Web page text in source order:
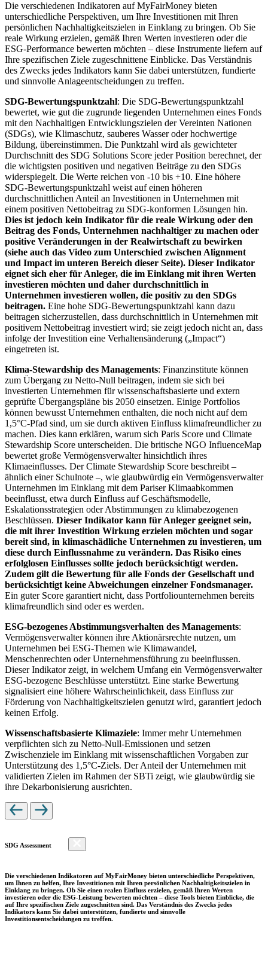
Die verschiedenen Indikatoren auf MyFairMoney bieten
unterschiedliche Perspektiven, um Ihre Investitionen mit Ihren
persönlichen Nachhaltigkeitszielen in Einklang zu bringen. Ob Sie
reale Wirkung erzielen, gemäß Ihren Werten investieren oder die
ESG-Performance bewerten möchten – diese Instrumente liefern auf
Ihre spezifischen Ziele zugeschnittene Einblicke. Das Verständnis
des Zwecks jedes Indikators kann Sie dabei unterstützen, fundierte
und sinnvolle Anlageentscheidungen zu treffen.
SDG-Bewertungspunktzahl: Die SDG-Bewertungspunktzahl
bewertet, wie gut die zugrunde liegenden Unternehmen eines Fonds
mit den Nachhaltigen Entwicklungszielen der Vereinten Nationen
(SDGs), wie Klimaschutz, sauberes Wasser oder hochwertige
Bildung, übereinstimmen. Die Punktzahl wird als gewichteter
Durchschnitt des SDG Solutions Score jeder Position berechnet, der
die wichtigsten positiven und negativen Beiträge zu den SDGs
widerspiegelt. Die Werte reichen von -10 bis +10. Eine höhere
SDG-Bewertungspunktzahl weist auf einen höheren
durchschnittlichen Anteil an Investitionen in Unternehmen mit
einem positiven Nettobeitrag zu SDG-konformen Lösungen hin.
Dies ist jedoch kein Indikator für die reale Wirkung oder den
Beitrag des Fonds, Unternehmen nachhaltiger zu machen oder
positive Veränderungen in der Realwirtschaft zu bewirken
(siehe auch das Video zum Unterschied zwischen Alignment
und Impact im unteren Bereich dieser Seite). Dieser Indikator
eignet sich eher für Anleger, die im Einklang mit ihren Werten
investieren möchten und daher durchschnittlich in
Unternehmen investieren wollen, die positiv zu den SDGs
beitragen. Eine hohe SDG-Bewertungspunktzahl kann dazu
beitragen sicherzustellen, dass durchschnittlich in Unternehmen mit
positivem Nettobeitrag investiert wird; sie zeigt jedoch nicht an, dass
infolge der Investition eine Verhaltensänderung („Impact“)
eingetreten ist.
Klima-Stewardship des Managements: Finanzinstitute können
zum Übergang zu Netto-Null beitragen, indem sie sich bei
investierten Unternehmen für wissenschaftsbasierte und extern
geprüfte Übergangspläne bis 2050 einsetzen. Einige Portfolios
können bewusst Unternehmen enthalten, die noch nicht auf dem
1,5°C-Pfad sind, um sie durch aktiven Einfluss klimafreundlicher zu
machen. Dies kann erklären, warum sich Paris Score und Climate
Stewardship Score unterscheiden. Die britische NGO InfluenceMap
bewertet große Vermögensverwalter hinsichtlich ihres
Klimaeinflusses. Der Climate Stewardship Score beschreibt –
ähnlich einer Schulnote –, wie glaubwürdig ein Vermögensverwalter
Unternehmen im Einklang mit dem Pariser Klimaabkommen
beeinflusst, etwa durch Einfluss auf Geschäftsmodelle,
Eskalationsstrategien oder Abstimmungen zu klimabezogenen
Beschlüssen. Dieser Indikator kann für Anleger geeignet sein,
die mit ihrer Investition Wirkung erzielen möchten und sogar
bereit sind, in klimaschädliche Unternehmen zu investieren, um
diese durch Einflussnahme zu verändern. Das Risiko eines
erfolglosen Einflusses sollte jedoch berücksichtigt werden.
Zudem gilt die Bewertung für alle Fonds der Gesellschaft und
berücksichtigt keine Abweichungen einzelner Fondsmanager.
Ein guter Score garantiert nicht, dass Portfoliounternehmen bereits
klimafreundlich sind oder es werden.
ESG-bezogenes Abstimmungsverhalten des Managements:
Vermögensverwalter können ihre Aktionärsrechte nutzen, um
Unternehmen bei ESG-Themen wie Klimawandel,
Menschenrechten oder Unternehmensführung zu beeinflussen.
Dieser Indikator zeigt, in welchem Umfang ein Vermögensverwalter
ESG-bezogene Beschlüsse unterstützt. Eine starke Bewertung
signalisiert eine höhere Wahrscheinlichkeit, dass Einfluss zur
Förderung von Nachhaltigkeitszielen genutzt wird, garantiert jedoch
keinen Erfolg.
Wissenschaftsbasierte Klimaziele: Immer mehr Unternehmen
verpflichten sich zu Netto-Null-Emissionen und setzen
Zwischenziele im Einklang mit wissenschaftlichen Vorgaben zur
Unterstützung des 1,5°C-Ziels. Der Anteil der Unternehmen mit
validierten Zielen im Rahmen der SBTi zeigt, wie glaubwürdig sie
ihre Dekarbonisierung ausrichten.
SDG Assessment
Die verschiedenen Indikatoren auf MyFairMoney bieten unterschiedliche Perspektiven,
um Ihnen zu helfen, Ihre Investitionen mit Ihren persönlichen Nachhaltigkeitszielen in
Einklang zu bringen. Ob Sie einen realen Einfluss erzielen, gemäß Ihren Werten
investieren oder die ESG-Leistung bewerten möchten – diese Tools bieten Einblicke, die
auf Ihre spezifischen Ziele zugeschnitten sind. Das Verständnis des Zwecks jedes
Indikators kann Sie dabei unterstützen, fundierte und sinnvolle
Investitionsentscheidungen zu treffen.